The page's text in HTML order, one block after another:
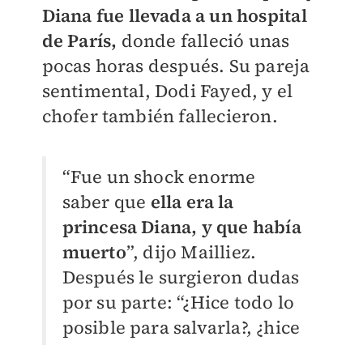
Diana fue llevada a un hospital
de París, donde falleció unas
pocas horas después. Su pareja
sentimental, Dodi Fayed, y el
chofer también fallecieron.
“Fue un shock enorme
saber que ella era la
princesa Diana, y que había
muerto”, dijo Mailliez.
Después le surgieron dudas
por su parte: “¿Hice todo lo
posible para salvarla?, ¿hice